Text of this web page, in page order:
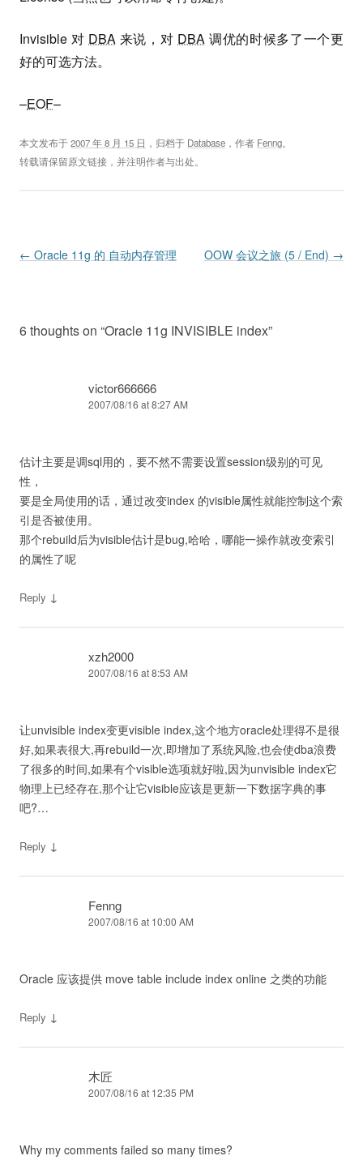
Invisible 对 DBA 来说，对 DBA 调优的时候多了一个更
好的可选方法。
–EOF–
本文发布于2007 年 8 月 15 日 ，归档于 Database ，作者 Fenng。
转载请保留原文链接，并注明作者与出处。
Post navigation
← Oracle 11g 的 自动内存管理 OOW 会议之旅 (5 / End) →
6 thoughts on “Oracle 11g INVISIBLE index”
victor666666
2007/08/16 at 8:27 AM
估计主要是调sql用的，要不然不需要设置session级别的可见
性，
要是全局使用的话，通过改变index 的visible属性就能控制这个索
引是否被使用。
那个rebuild后为visible估计是bug,哈哈，哪能一操作就改变索引
的属性了呢
Reply ↓
xzh2000
2007/08/16 at 8:53 AM
让unvisible index变更visible index,这个地方oracle处理得不是很
好,如果表很大,再rebuild一次,即增加了系统风险,也会使dba浪费
了很多的时间,如果有个visible选项就好啦,因为unvisible index它
物理上已经存在,那个让它visible应该是更新一下数据字典的事
吧?…
Reply ↓
Fenng
2007/08/16 at 10:00 AM
Oracle 应该提供 move table include index online 之类的功能
Reply ↓
木匠
2007/08/16 at 12:35 PM
Why my comments failed so many times?